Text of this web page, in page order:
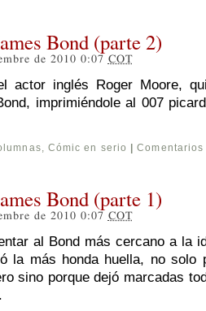
Bond (parte 2)
de 2010 0:07 COT
actor inglés Roger Moore,
imprimiéndole al 007
, Cómic en serio
Bond (parte 1)
de 2010 0:07 COT
al Bond más cercano a la
la más honda huella, no solo
sino porque dejó marcadas